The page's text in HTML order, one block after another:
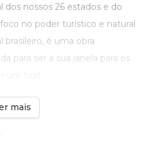
nossos 26 estados e do
no poder turístico e natural
é uma obra
para ser a sua janela para os
mais